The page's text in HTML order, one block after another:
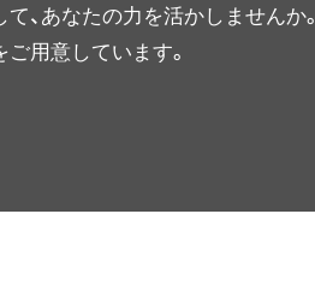
、あなたの力を活かしませんか。
用意しています。